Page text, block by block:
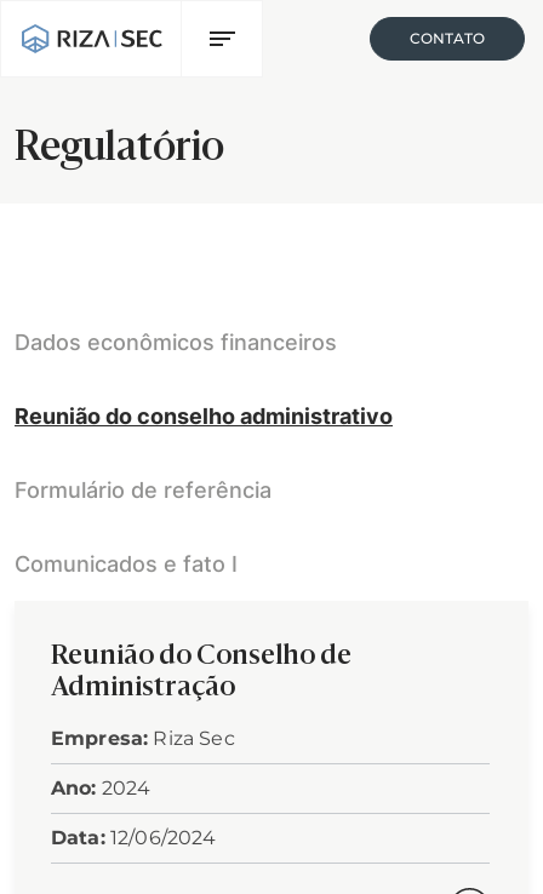
CONTATO
Regulatório
Dados econômicos financeiros
Reunião do conselho administrativo
Formulário de referência
Comunicados e fato I
Reunião do Conselho de
Administração
Empresa: Riza Sec
Ano: 2024
Data: 12/06/2024